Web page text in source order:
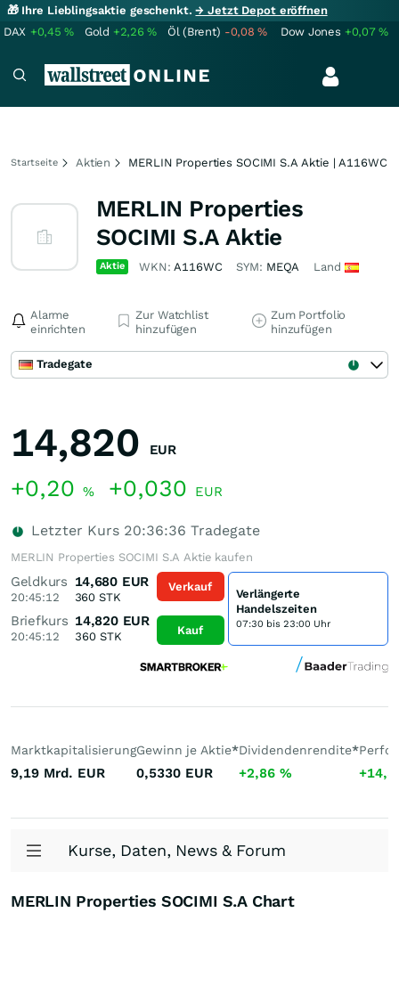
🎁 Ihre Lieblingsaktie geschenkt.→ Jetzt Depot eröffnen
DAX +0,45% Gold +2,26% Öl (Brent) -0,08% Dow Jones +0,07%
Startseite Aktien MERLIN Properties SOCIMI S.A Aktie | A116WC
MERLIN Properties
SOCIMI S.A Aktie
Aktie WKN:A116WC SYM: MEQA Land
Alarme
einrichten
Zur Watchlist
hinzufügen
Zum Portfolio
hinzufügen
Tradegate
14,820 EUR
+0,20 % +0,030 EUR
Letzter Kurs 20:36:36 Tradegate
MERLIN Properties SOCIMI S.A Aktie kaufen
Geldkurs
20:45:12
14,680 EUR
360 STK
Briefkurs
20:45:12
14,820 EUR
360STK
Verkauf
Kauf
Verlängerte
Handelszeiten
07:30 bis 23:00 Uhr
Marktkapitalisierung
9,19 Mrd. EUR
Gewinn je Aktie*
0,5330 EUR
Dividendenrendite*
+2,86 %
Kurse, Daten, News & Forum
MERLIN Properties SOCIMI S.A Chart